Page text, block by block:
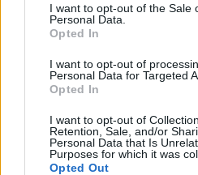
I want to opt-out of the Sale
Personal Data.
Opted In
I want to opt-out of
Personal Data for Targeted
Opted In
I want to opt-out of
Retention, Sale, and/or
Personal Data that Is
Purposes for which it was
Opted Out
Tadej Pogačar : De son
Tour de France
28 juillet 2026